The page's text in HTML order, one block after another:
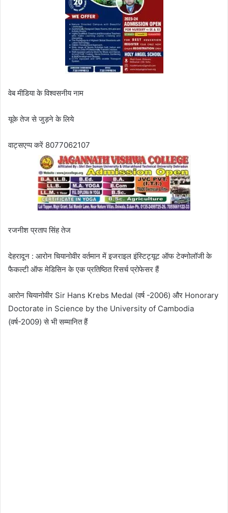
वेब मीडिया के विश्वसनीय नाम
यूके तेज से जुड़ने के लिये
वाट्सएप्प करें 8077062107
रजनीश प्रताप सिंह तेज
देहरादून : आरोन चियानोवीर वर्तमान में इजराइल इंस्टिट्यूट ऑफ टेक्नोलॉजी के
फैकल्टी ऑफ मेडिसिन के एक प्रतिष्ठित रिसर्च प्रोफेसर हैं
आरोन चियानोवीर Sir Hans Krebs Medal (वर्ष -2006) और Honorary
Doctorate in Science by the University of Cambodia
(वर्ष-2009) से भी सम्मानित हैं